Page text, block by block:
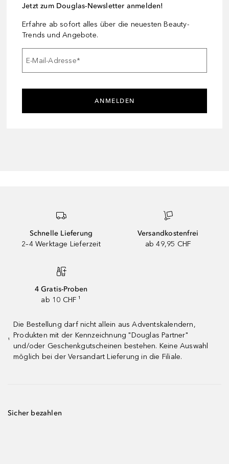
Jetzt zum Douglas-Newsletter anmelden!
Erfahre ab sofort alles über die neuesten Beauty-
Trends und Angebote.
E-Mail-Adresse*
ANMELDEN
Schnelle Lieferung
2–4 Werktage Lieferzeit
Versandkostenfrei
ab 49,95 CHF
4 Gratis-Proben
ab 10 CHF ¹
¹
Die Bestellung darf nicht allein aus Adventskalendern,
Produkten mit der Kennzeichnung "Douglas Partner"
und/oder Geschenkgutscheinen bestehen. Keine Auswahl
möglich bei der Versandart Lieferung in die Filiale.
Sicher bezahlen